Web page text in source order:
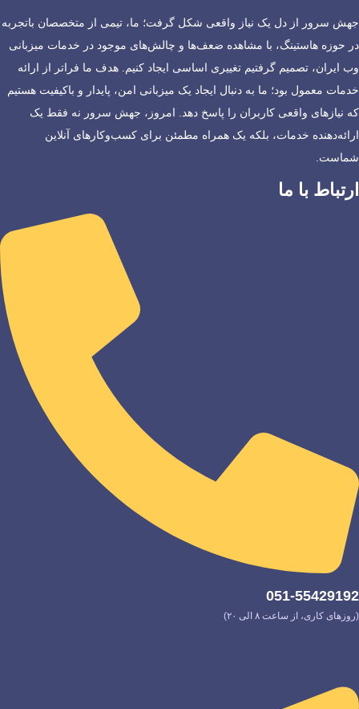
جهش سرور از دل یک نیاز واقعی شکل گرفت؛ ما، تیمی از متخصصان باتجربه
در حوزه هاستینگ، با مشاهده ضعف‌ها و چالش‌های موجود در خدمات میزبانی
وب ایران، تصمیم گرفتیم تغییری اساسی ایجاد کنیم. هدف ما فراتر از ارائه
خدمات معمول بود؛ ما به دنبال ایجاد یک میزبانی امن، پایدار و باکیفیت هستیم
که نیازهای واقعی کاربران را پاسخ دهد. امروز، جهش سرور نه فقط یک
ارائه‌دهنده خدمات، بلکه یک همراه مطمئن برای کسب‌وکارهای آنلاین
شماست.
ارتباط با ما
051-55429192
(روزهای کاری، از ساعت ۸ الی ۲۰)